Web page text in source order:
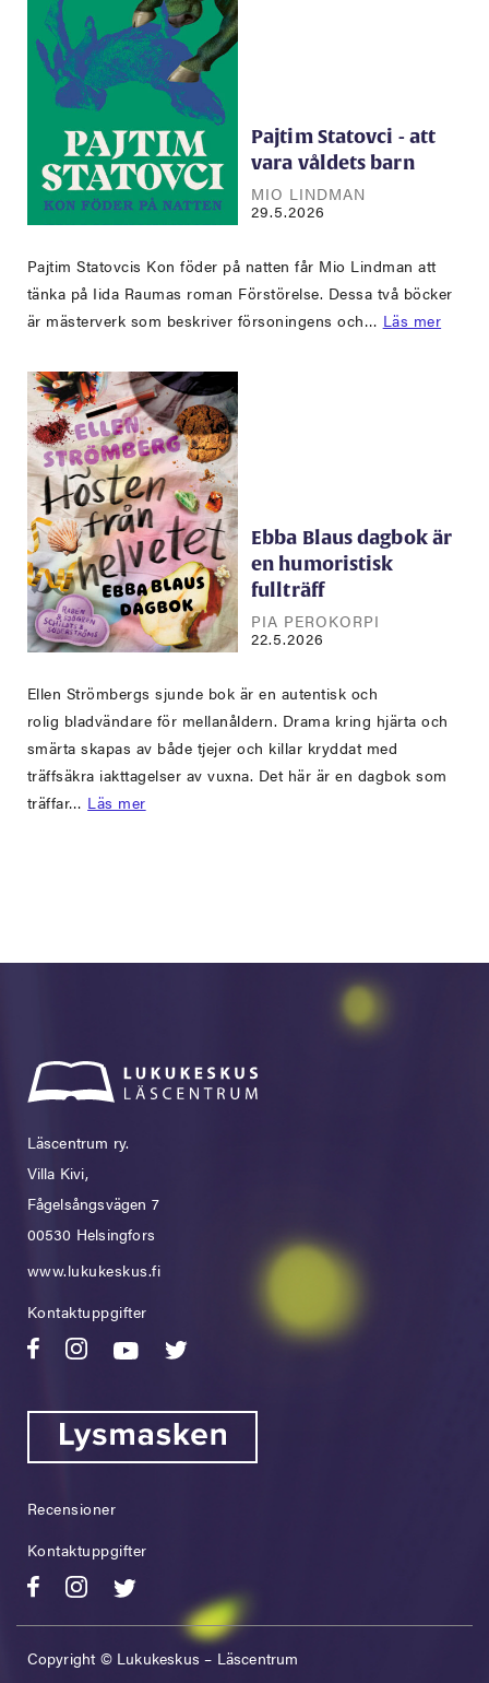
Pajtim Statovci - att
vara våldets barn
MIO LINDMAN
29.5.2026
Pajtim Statovcis Kon föder på natten får Mio Lindman att
tänka på Iida Raumas roman Förstörelse. Dessa två böcker
är mästerverk som beskriver försoningens och… Läs mer
Ebba Blaus dagbok är
en humoristisk
fullträff
PIA PEROKORPI
22.5.2026
Ellen Strömbergs sjunde bok är en autentisk och
rolig bladvändare för mellanåldern. Drama kring hjärta och
smärta skapas av både tjejer och killar kryddat med
träffsäkra iakttagelser av vuxna. Det här är en dagbok som
träffar… Läs mer
Läscentrum ry.
Villa Kivi,
Fågelsångsvägen 7
00530 Helsingfors
www.lukukeskus.fi
Kontaktuppgifter
Recensioner
Kontaktuppgifter
Copyright © Lukukeskus – Läscentrum